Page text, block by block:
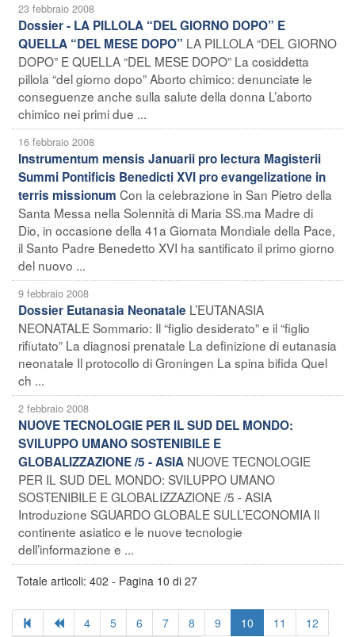
23 febbraio 2008
Dossier - LA PILLOLA “DEL GIORNO DOPO” E
QUELLA “DEL MESE DOPO” LA PILLOLA “DEL GIORNO
DOPO” E QUELLA “DEL MESE DOPO” La cosiddetta
pillola “del giorno dopo” Aborto chimico: denunciate le
conseguenze anche sulla salute della donna L’aborto
chimico nei primi due ...
16 febbraio 2008
Instrumentum mensis Januarii pro lectura Magisterii
Summi Pontificis Benedicti XVI pro evangelizatione in
terris missionum Con la celebrazione in San Pietro della
Santa Messa nella Solennità di Maria SS.ma Madre di
Dio, in occasione della 41a Giornata Mondiale della Pace,
il Santo Padre Benedetto XVI ha santificato il primo giorno
del nuovo ...
9 febbraio 2008
Dossier Eutanasia Neonatale L’EUTANASIA
NEONATALE Sommario: Il “figlio desiderato” e il “figlio
rifiutato” La diagnosi prenatale La definizione di eutanasia
neonatale Il protocollo di Groningen La spina bifida Quel
ch ...
2 febbraio 2008
NUOVE TECNOLOGIE PER IL SUD DEL MONDO:
SVILUPPO UMANO SOSTENIBILE E
GLOBALIZZAZIONE /5 - ASIA NUOVE TECNOLOGIE
PER IL SUD DEL MONDO: SVILUPPO UMANO
SOSTENIBILE E GLOBALIZZAZIONE /5 - ASIA
Introduzione SGUARDO GLOBALE SULL’ECONOMIA Il
continente asiatico e le nuove tecnologie
dell’informazione e ...
Totale articoli: 402 - Pagina 10 di 27
4 5 6 7 8 9 10 11
12